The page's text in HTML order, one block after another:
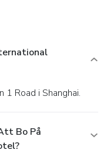
1 Road i Shanghai.
Bo På